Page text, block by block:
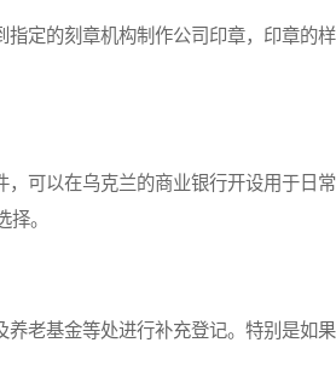
定的刻章机构制作公司印章，印章的
可以在乌克兰的商业银行开设用于日
。
老基金等处进行补充登记。特别是如果